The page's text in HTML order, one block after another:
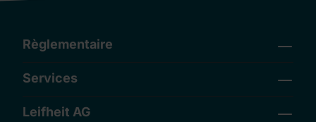
Règlementaire
Services
Leifheit AG